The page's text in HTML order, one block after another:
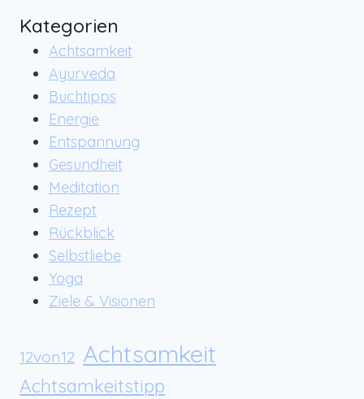
Kategorien
Achtsamkeit
Ayurveda
Buchtipps
Energie
Entspannung
Gesundheit
Meditation
Rezept
Rückblick
Selbstliebe
Yoga
Ziele & Visionen
12von12 Achtsamkeit
Achtsamkeitstipp